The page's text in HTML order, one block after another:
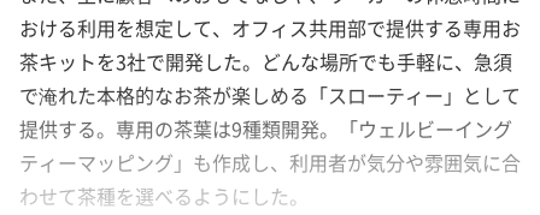
おける利用を想定して、オフィス共用部で提供する専用お
茶キットを3社で開発した。どんな場所でも手軽に、急須
で淹れた本格的なお茶が楽しめる「スローティー」として
提供する。専用の茶葉は9種類開発。「ウェルビーイング
ティーマッピング」も作成し、利用者が気分や雰囲気に合
わせて茶種を選べるようにした。